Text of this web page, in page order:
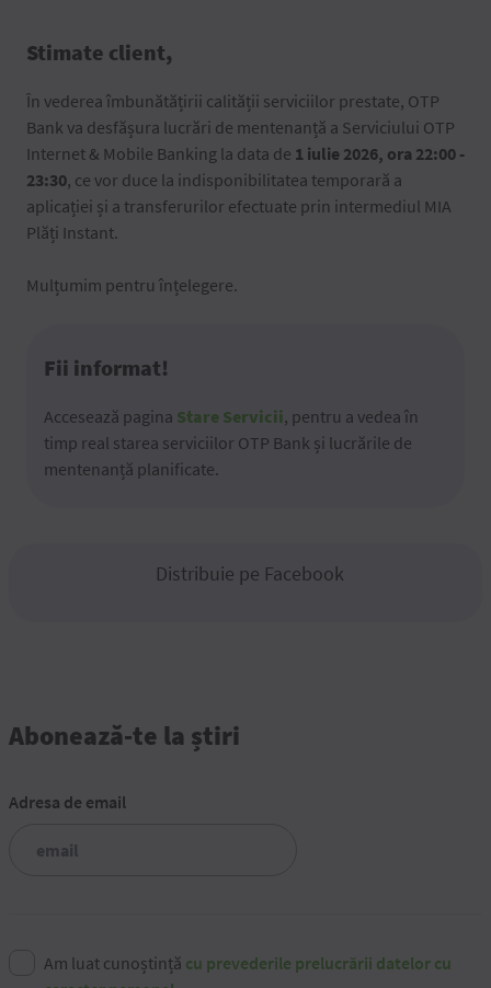
Stimate client,
În vederea îmbunătățirii calității serviciilor prestate, OTP
Bank va desfășura lucrări de mentenanță a Serviciului OTP
Internet & Mobile Banking la data de 1 iulie 2026, ora 22:00 -
23:30, ce vor duce la indisponibilitatea temporară a
aplicației și a transferurilor efectuate prin intermediul MIA
Plăți Instant.
Mulțumim pentru înțelegere.
Fii informat!
Accesează pagina Stare Servicii, pentru a vedea în
timp real starea serviciilor OTP Bank și lucrările de
mentenanță planificate.
Distribuie pe Facebook
Abonează-te la știri
Adresa de email
Am luat cunoștință cu prevederile prelucrării datelor cu